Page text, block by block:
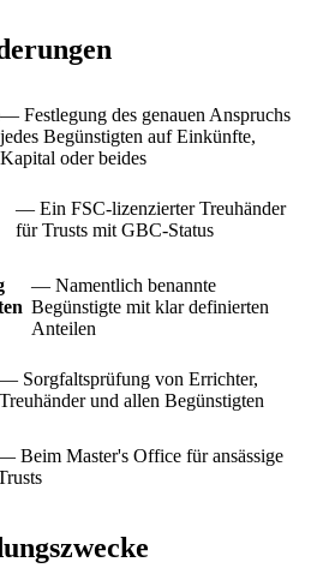
— Festlegung des genauen Anspruchs
jedes Begünstigten auf Einkünfte,
Kapital oder beides
— Ein FSC-lizenzierter Treuhänder
für Trusts mit GBC-Status
— Namentlich benannte
Begünstigte mit klar definierten
Anteilen
— Sorgfaltsprüfung von Errichter,
Treuhänder und allen Begünstigten
Beim Master's Office für ansässige